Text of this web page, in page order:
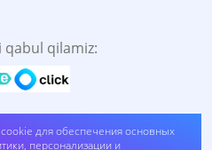
для обеспечения основных
персонализации и
qabul qilamiz:
ZARAR